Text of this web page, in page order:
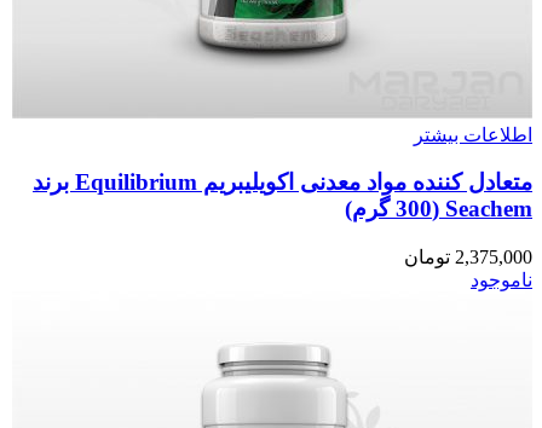
اطلاعات بیشتر
متعادل کننده مواد معدنی اکویلیبریم Equilibrium برند
Seachem (300 گرم)
2,375,000 تومان
ناموجود